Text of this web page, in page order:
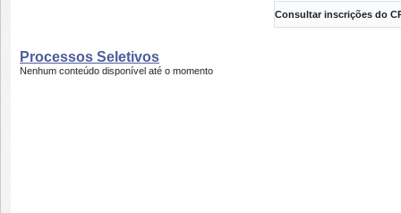
Consultar inscrições do
Processos Seletivos
Nenhum conteúdo disponível até o momento